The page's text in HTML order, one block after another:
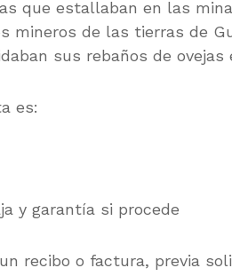
que estallaban en las
mineros de las tierras de
sus rebaños de ovejas
es:
y garantía si procede
recibo o factura, previa